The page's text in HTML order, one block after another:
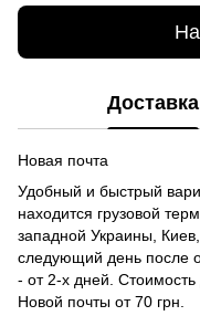
Доставка
Новая почта
Удобный и быстрый
находится грузовой
западной Украины,
следующий день после
- от 2-х дней. Стоимость
Новой почты от 70 грн.